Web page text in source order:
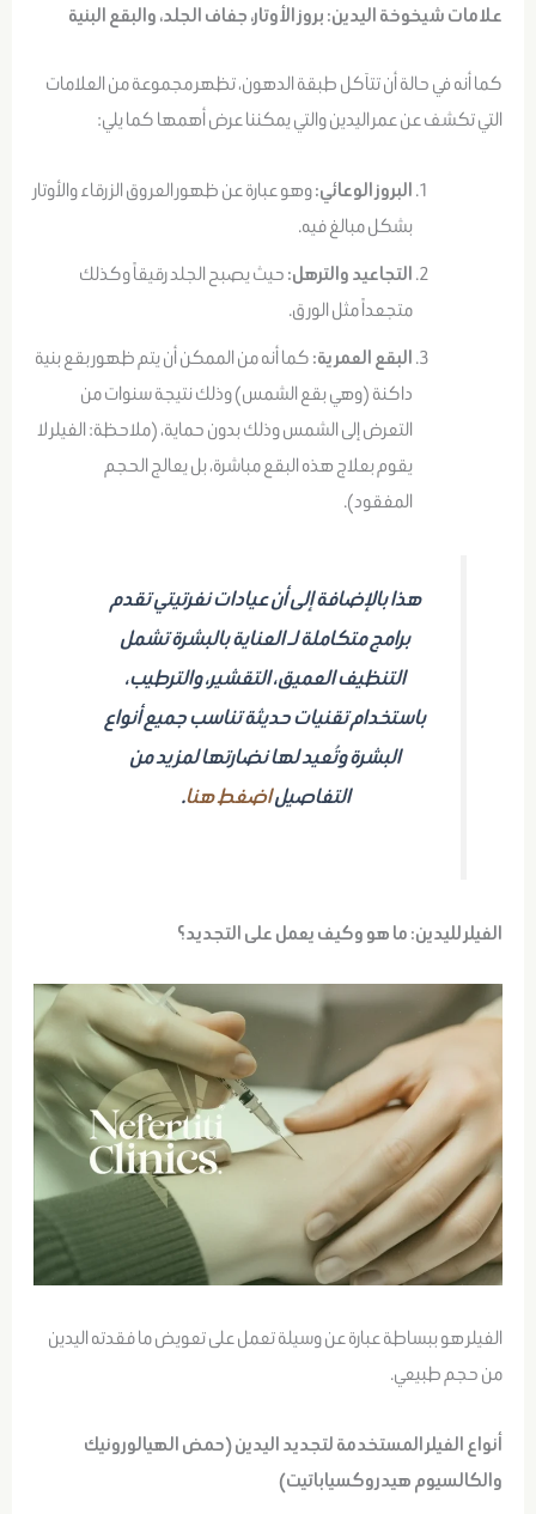
علامات شيخوخة اليدين: بروز الأوتار، جفاف الجلد، والبقع البنية
كما أنه في حالة أن تتآكل طبقة الدهون، تظهر مجموعة من العلامات
التي تكشف عن عمر اليدين والتي يمكننا عرض أهمها كما يلي:
البروز الوعائي:وهو عبارة عن ظهور العروق الزرقاء والأوتار
بشكل مبالغ فيه.
التجاعيد والترهل:حيث يصبح الجلد رقيقاً وكذلك
متجعداً مثل الورق.
البقع العمرية:كما أنه من الممكن أن يتم ظهور بقع بنية
داكنة (وهي بقع الشمس) وذلك نتيجة سنوات من
التعرض إلى الشمس وذلك بدون حماية، (ملاحظة: الفيلر لا
يقوم بعلاج هذه البقع مباشرة، بل يعالج الحجم
المفقود).
هذا بالإضافة إلى أن عيادات نفرتيتي تقدم
برامج متكاملة لـ العناية بالبشرة تشمل
التنظيف العميق، التقشير، والترطيب،
باستخدام تقنيات حديثة تناسب جميع أنواع
البشرة وتُعيد لها نضارتها لمزيد من
التفاصيلاضغط هنا.
الفيلر لليدين: ما هو وكيف يعمل على التجديد؟
الفيلر هو ببساطة عبارة عن وسيلة تعمل على تعويض ما فقدته اليدين
من حجم طبيعي.
أنواع الفيلر المستخدمة لتجديد اليدين (حمض الهيالورونيك
والكالسيوم هيدروكسياباتيت)